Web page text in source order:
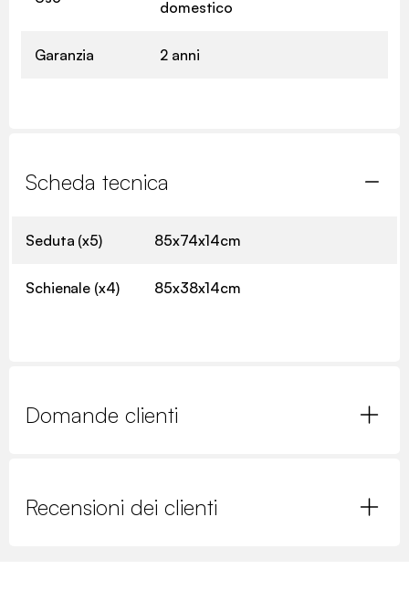
domestico
Garanzia 2 anni
Scheda tecnica
Seduta (x5) 85x74x14cm
Schienale (x4) 85x38x14cm
Domande clienti
Recensioni dei clienti